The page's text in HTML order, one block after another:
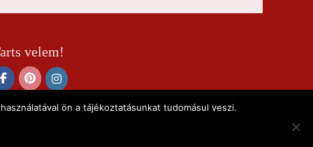
velem!
ön a tájékoztatásunkat tudomásul veszi.